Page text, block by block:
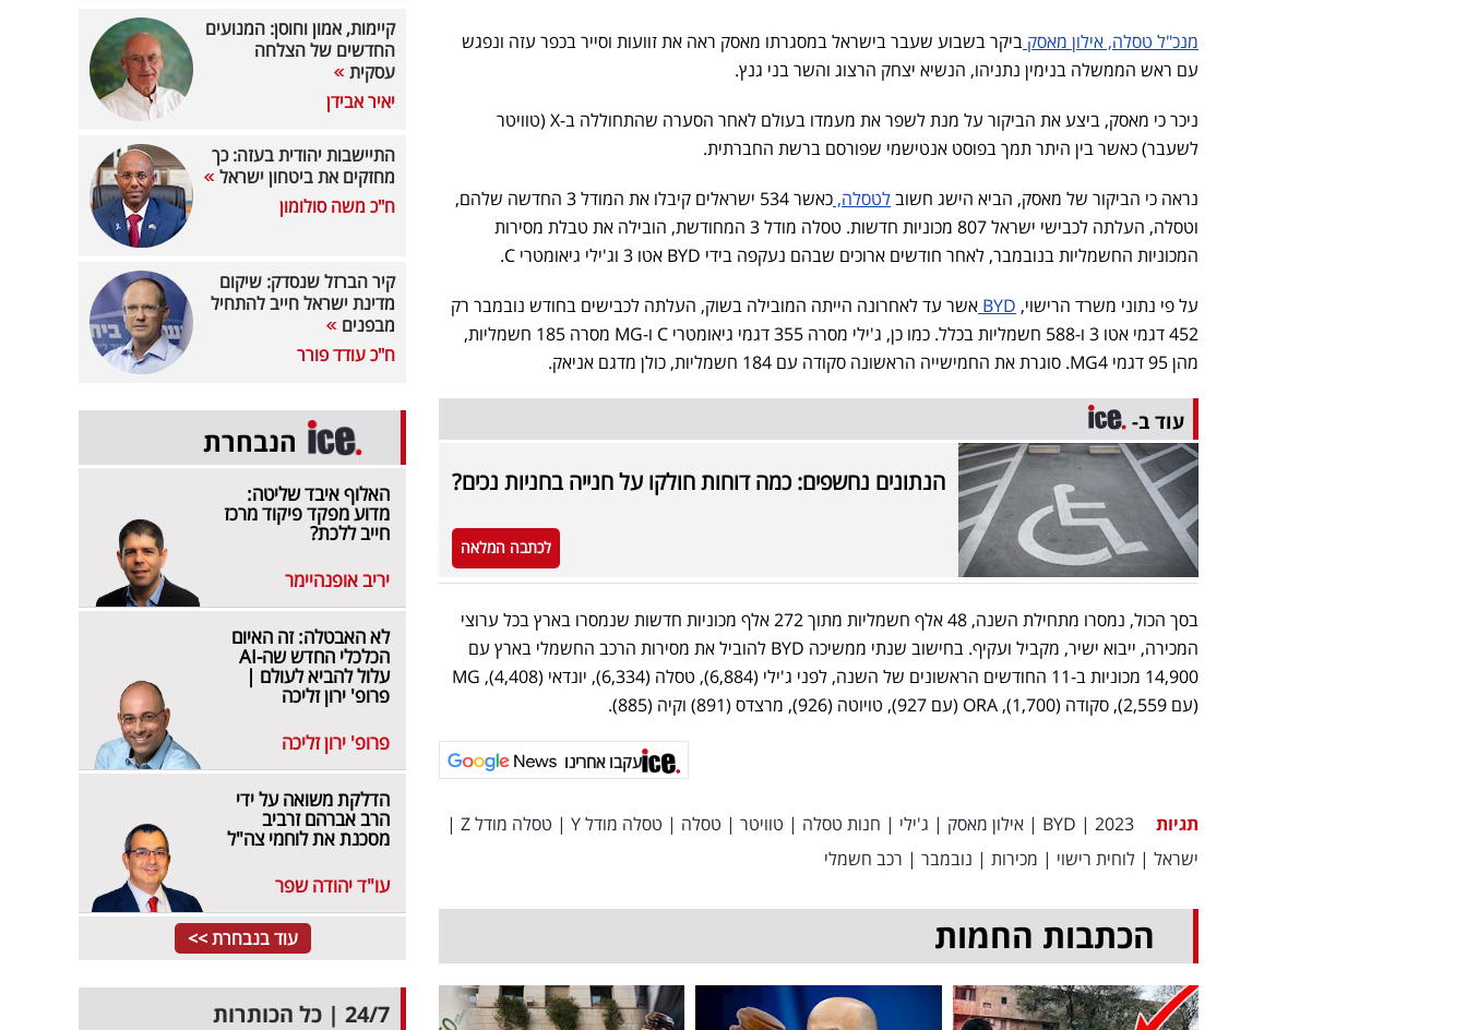
מנכ"ל טסלה, אילון מאסק ביקר בשבוע שעבר בישראל במסגרתו מאסק ראה את זוועות וסייר בכפר עזה ונפגש
עם ראש הממשלה בנימין נתניהו, הנשיא יצחק הרצוג והשר בני גנץ.
ניכר כי מאסק, ביצע את הביקור על מנת לשפר את מעמדו בעולם לאחר הסערה שהתחוללה ב-X (טוויטר
לשעבר) כאשר בין היתר תמך בפוסט אנטישמי שפורסם ברשת החברתית.
נראה כי הביקור של מאסק, הביא הישג חשובלטסלה,
כאשר 534 ישראלים קיבלו את המודל 3 החדשה שלהם,
וטסלה, העלתה לכבישי ישראל 807 מכוניות חדשות. טסלה מודל 3 המחודשת, הובילה את טבלת מסירות
המכוניות החשמליות בנובמבר, לאחר חודשים ארוכים שבהם נעקפה בידי BYD אטו 3 וג'ילי גיאומטרי C.
על פי נתוני משרד הרישוי, BYD אשר עד לאחרונה הייתה המובילה בשוק, העלתה לכבישים בחודש נובמבר רק
452 דגמי אטו 3 ו-588 חשמליות בכלל. כמו כן, ג'ילי מסרה 355 דגמי גיאומטרי C ו-MG מסרה 185 חשמליות,
מהן 95 דגמי MG4. סוגרת את החמישייה הראשונה סקודה עם 184 חשמליות, כולן מדגם אניאק.
עוד ב-
הנתונים נחשפים: כמה דוחות חולקו על חנייה בחניות נכים?
לכתבה המלאה
בסך הכול, נמסרו מתחילת השנה, 48 אלף חשמליות מתוך 272 אלף מכוניות חדשות שנמסרו בארץ בכל ערוצי
המכירה, ייבוא ישיר, מקביל ועקיף. בחישוב שנתי ממשיכה BYD להוביל את מסירות הרכב החשמלי בארץ עם
14,900 מכוניות ב-11 החודשים הראשונים של השנה, לפני ג'ילי (6,884), טסלה (6,334), יונדאי (4,408), MG
(עם 2,559), סקודה (1,700), ORA (עם 927), טויוטה (926), מרצדס (891) וקיה (885).
עקבו אחרינו
תגיות 2023
|
BYD
| אילון מאסק | ג'ילי | חנות טסלה | טוויטר | טסלה | טסלה מודל Y | טסלה מודל Z
|
ישראל | לוחית רישוי | מכירות | נובמבר | רכב חשמלי
הכתבות החמות
קיימות, אמון וחוסן: המנועים
החדשים של הצלחה
עסקית
יאיר אבידן
התיישבות יהודית בעזה: כך
מחזקים את ביטחון ישראל
ח"כ משה סולומון
קיר הברזל שנסדק: שיקום
מדינת ישראל חייב להתחיל
מבפנים
ח"כ עודד פורר
הנבחרת
האלוף איבד שליטה:
מדוע מפקד פיקוד מרכז
חייב ללכת?
יריב אופנהיימר
לא האבטלה: זה האיום
הכלכלי החדש שה-AI
עלול להביא לעולם |
פרופ' ירון זליכה
פרופ' ירון זליכה
הדלקת משואה על ידי
הרב אברהם זרביב
מסכנת את לוחמי צה"ל
עו"ד יהודה שפר
עוד בנבחרת >>
24/7 | כל הכותרות